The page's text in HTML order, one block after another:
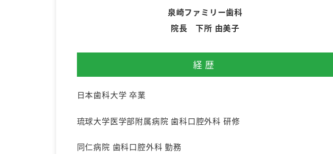
泉崎ファミリー歯科
院長 下所 由美子
経歴
日本歯科大学 卒業
琉球大学医学部附属病院 歯科口腔外科 研修
同仁病院 歯科口腔外科 勤務